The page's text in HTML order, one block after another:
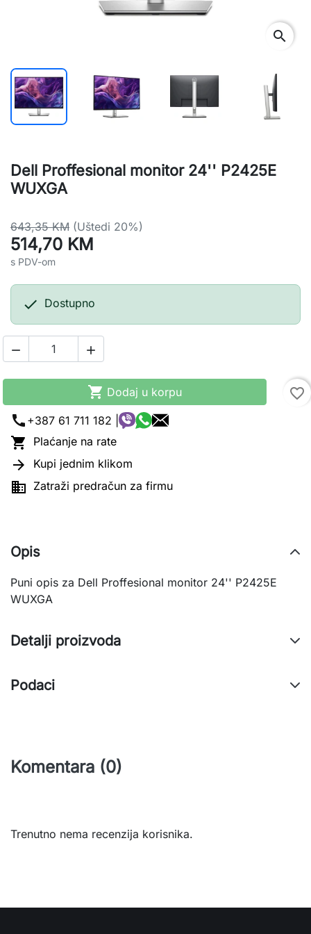
search
Dell Proffesional monitor 24'' P2425E
WUXGA
643,35 KM (Uštedi 20%)
514,70 KM
s PDV-om
 Dostupno
 
 Dodaj u korpu
favorite_border
call +387 61 711 182 |
 Plaćanje na rate
 Kupi jednim klikom
 Zatraži predračun za firmu
Opis
Puni opis za Dell Proffesional monitor 24'' P2425E
WUXGA
Detalji proizvoda
Podaci
Komentara (0)
Trenutno nema recenzija korisnika.